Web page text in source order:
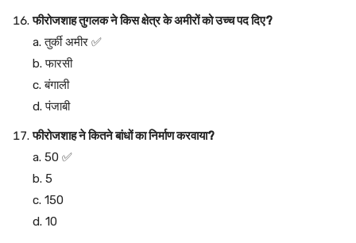
फीरोजशाह तुगलक ने किस क्षेत्र के अमीरों को उच्च पद दिए?
a. तुर्की अमीर ✅
b. फारसी
c. बंगाली
d. पंजाबी
फीरोजशाह ने कितने बांधों का निर्माण करवाया?
a. 50 ✅
b. 5
c. 150
d. 10